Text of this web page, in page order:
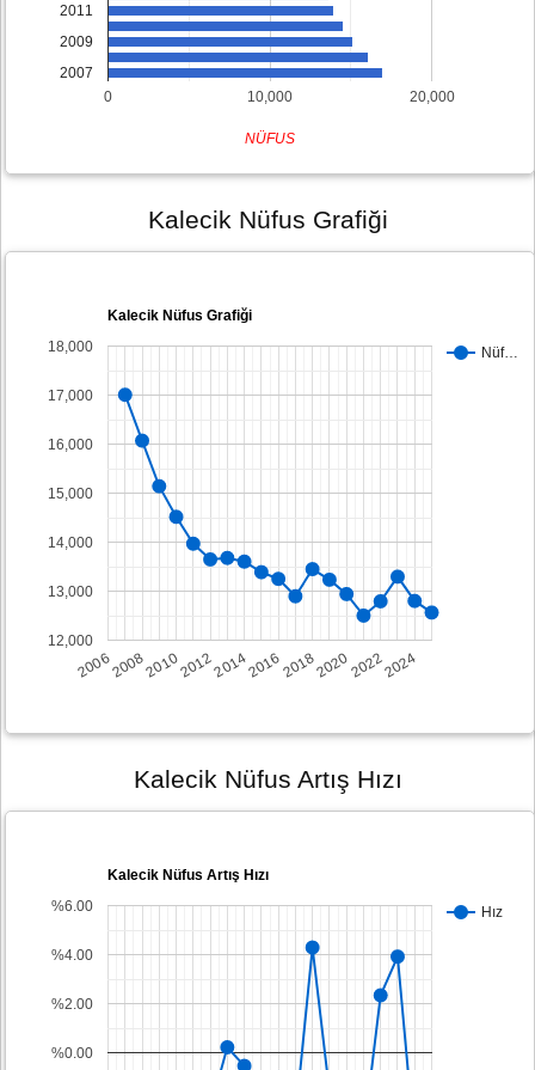
0 10,000 20,000
2011
2009
2007
NÜFUS
Kalecik Nüfus Grafiği
Kalecik Nüfus Grafiği
Nüf…
2006200820102012201420162018202020222024
12,000
13,000
14,000
15,000
16,000
17,000
18,000
Kalecik Nüfus Artış Hızı
Kalecik Nüfus Artış Hızı
Hız
%0.00
%2.00
%4.00
%6.00